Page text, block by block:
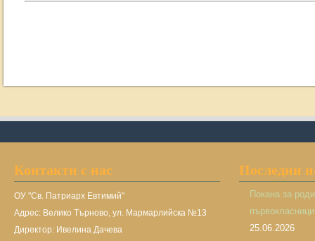
Контакти с нас
ОУ "Св. Патриарх Евтимий"
Адрес: Велико Търново, ул. Мармарлийска №13
Директор: Ивелина Дачева
Последни
Покана за
25.06.2026